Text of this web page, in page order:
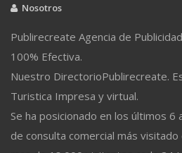
Nosotros
Publirecreate Agencia de
100% Efectiva.
Nuestro DirectorioPublirecreate.
Turistica Impresa y virtual.
Se ha posicionado en los últimos 6
de consulta comercial más